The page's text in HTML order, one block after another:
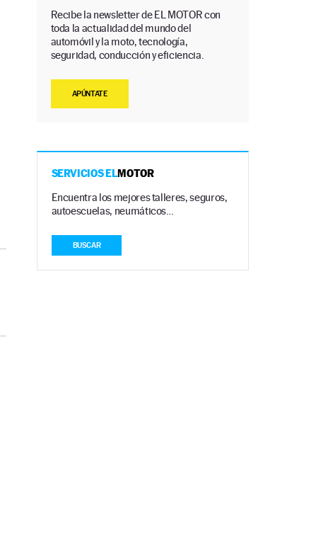
Recibe la newsletter de EL MOTOR con
toda la actualidad del mundo del
automóvil y la moto, tecnología,
seguridad, conducción y eficiencia.
APÚNTATE
SERVICIOS ELMOTOR
Encuentra los mejores talleres, seguros,
autoescuelas, neumáticos…
BUSCAR